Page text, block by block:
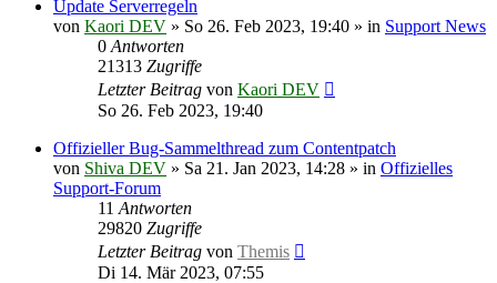
Update Serverregeln
von Kaori DEV » So 26. Feb 2023, 19:40 » in Support News
0 Antworten
21313 Zugriffe
Letzter Beitrag von Kaori DEV
So 26. Feb 2023, 19:40
Offizieller Bug-Sammelthread zum Contentpatch
von Shiva DEV » Sa 21. Jan 2023, 14:28 » in Offizielles
Support-Forum
11 Antworten
29820 Zugriffe
Letzter Beitrag von Themis
Di 14. Mär 2023, 07:55